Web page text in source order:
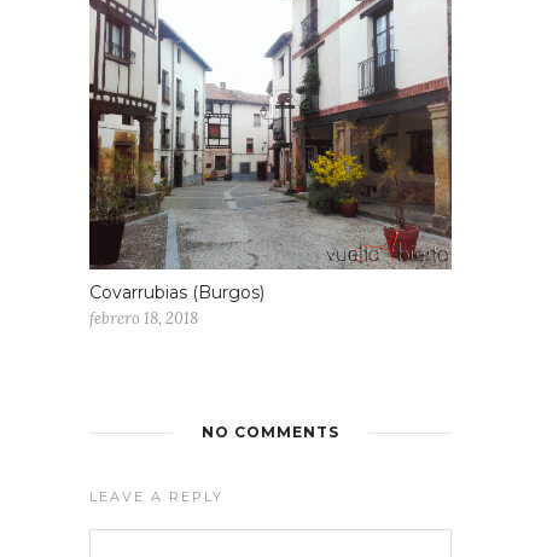
Covarrubias (Burgos)
febrero 18, 2018
NO COMMENTS
LEAVE A REPLY